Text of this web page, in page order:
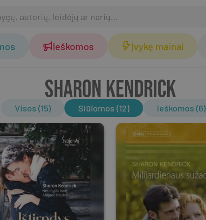
Ieškomos Įvykę mainai
SHARON KENDRICK
Visos (15) Siūlomos (12) Ieškomos (6)